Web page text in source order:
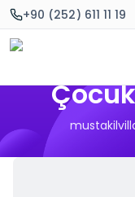
+90 (252) 611 11 19